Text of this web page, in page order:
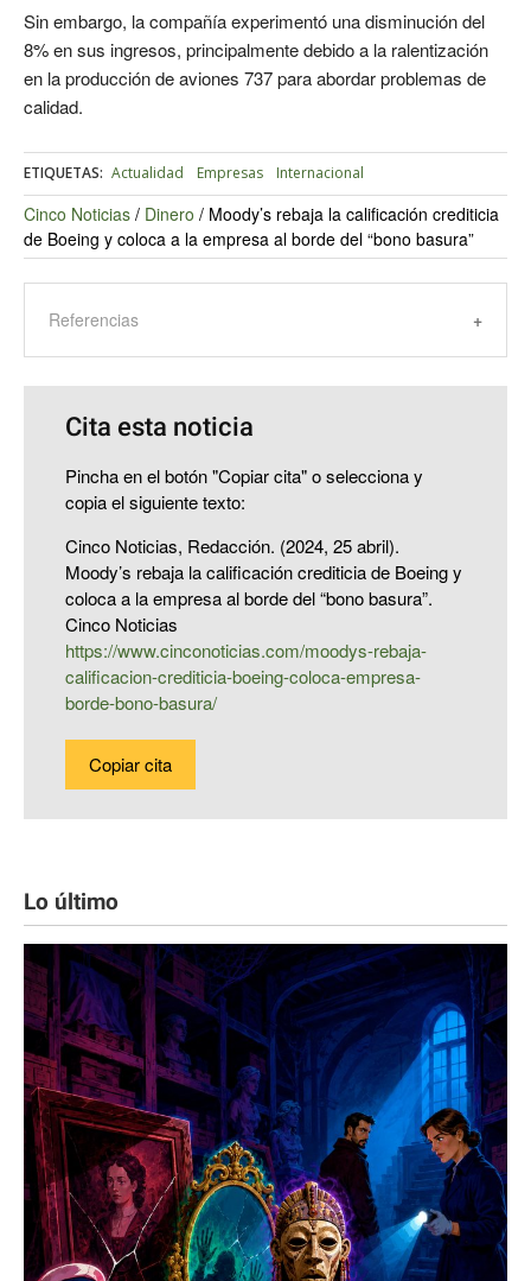
Sin embargo, la compañía experimentó una disminución del
8% en sus ingresos, principalmente debido a la ralentización
en la producción de aviones 737 para abordar problemas de
calidad.
ETIQUETAS: Actualidad Empresas Internacional
Cinco Noticias / Dinero / Moody’s rebaja la calificación crediticia
de Boeing y coloca a la empresa al borde del “bono basura”
Referencias
Cita esta noticia
Pincha en el botón "Copiar cita" o selecciona y
copia el siguiente texto:
Cinco Noticias, Redacción. (2024, 25 abril).
Moody’s rebaja la calificación crediticia de Boeing y
coloca a la empresa al borde del “bono basura”.
Cinco Noticias
https://www.cinconoticias.com/moodys-rebaja-
calificacion-crediticia-boeing-coloca-empresa-
borde-bono-basura/
Copiar cita
Lo último